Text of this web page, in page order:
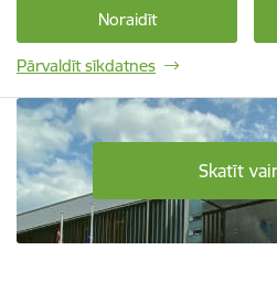
Noraidīt
Pārvaldīt sīkdatnes
Daugavpils Tehnoloģiju
Skatīt